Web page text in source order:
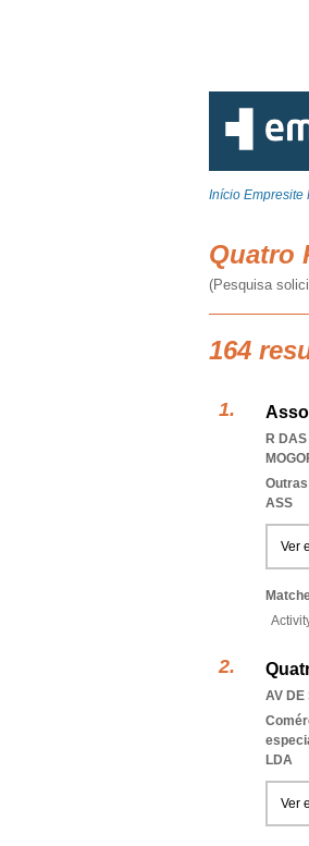
Início Empresite
Quatro
(Pesquisa
164
R
ASS
Ver
AV DE
LDA
Ver